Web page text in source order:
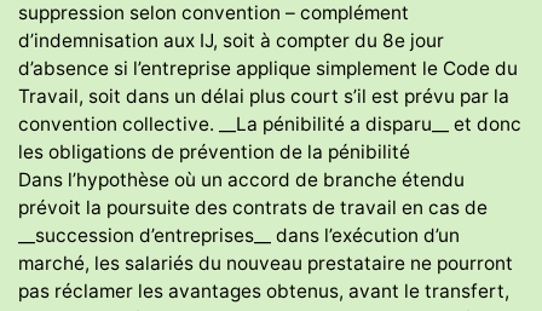
suppression selon convention – complément
d’indemnisation aux IJ, soit à compter du 8e jour
d’absence si l’entreprise applique simplement le Code du
Travail, soit dans un délai plus court s’il est prévu par la
convention collective. __La pénibilité a disparu__ et donc
les obligations de prévention de la pénibilité
Dans l’hypothèse où un accord de branche étendu
prévoit la poursuite des contrats de travail en cas de
__succession d’entreprises__ dans l’exécution d’un
marché, les salariés du nouveau prestataire ne pourront
pas réclamer les avantages obtenus, avant le transfert,